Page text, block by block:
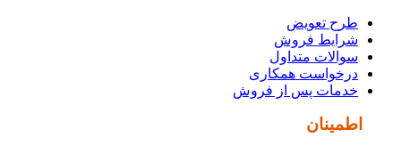
طرح تعویض
شرایط فروش
سوالات متداول
درخواست همکاری
خدمات پس از فروش
اطمینان